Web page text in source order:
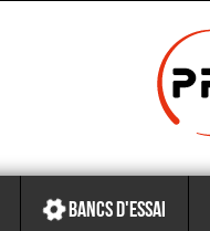
BANCS D'ESSAI